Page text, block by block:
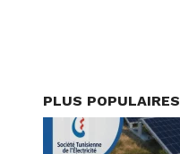
PLUS POPULAIRES